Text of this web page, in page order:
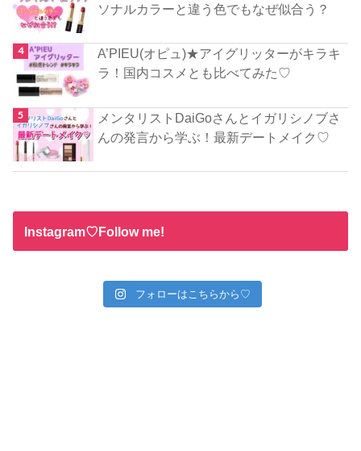
ソナルカラーと違う色でもなぜ似合う？
A’PIEU(オピュ)★アイグリッターがキラキ
ラ！国内コスメとも比べてみた♡
メンタリストDaiGoさんとイガリシノブさ
んの発言から学ぶ！最新デートメイク♡
Instagram♡Follow me!
フォローはこちらから♡